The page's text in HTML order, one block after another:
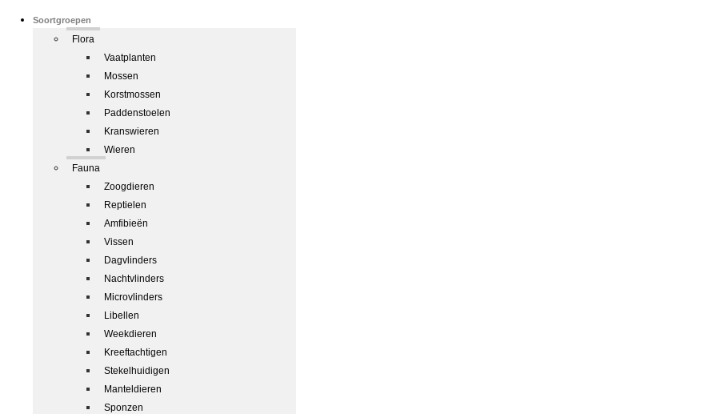
Soortgroepen
Flora
Vaatplanten
Mossen
Korstmossen
Paddenstoelen
Kranswieren
Wieren
Fauna
Zoogdieren
Reptielen
Amfibieën
Vissen
Dagvlinders
Nachtvlinders
Microvlinders
Libellen
Weekdieren
Kreeftachtigen
Stekelhuidigen
Manteldieren
Sponzen